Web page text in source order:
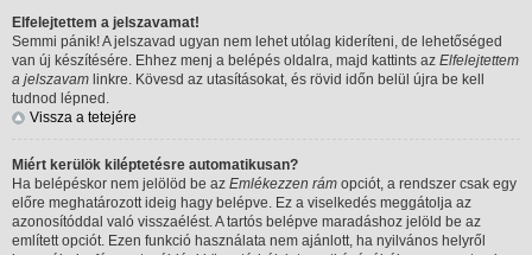
Elfelejtettem a jelszavamat!
Semmi pánik! A jelszavad ugyan nem lehet utólag kideríteni, de lehetőséged
van új készítésére. Ehhez menj a belépés oldalra, majd kattints az Elfelejtettem
a jelszavam linkre. Kövesd az utasításokat, és rövid időn belül újra be kell
tudnod lépned.
Vissza a tetejére
Miért kerülök kiléptetésre automatikusan?
Ha belépéskor nem jelölöd be az Emlékezzen rám opciót, a rendszer csak egy
előre meghatározott ideig hagy belépve. Ez a viselkedés meggátolja az
azonosítóddal való visszaélést. A tartós belépve maradáshoz jelöld be az
említett opciót. Ezen funkció használata nem ajánlott, ha nyilvános helyről